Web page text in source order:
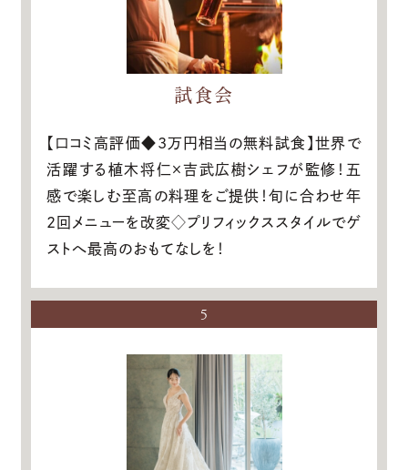
試食会
【口コミ高評価◆3万円相当の無料試食】世界で
活躍する植木将仁×吉武広樹シェフが監修！五
感で楽しむ至高の料理をご提供！旬に合わせ年
2回メニューを改変◇プリフィックススタイルでゲ
ストへ最高のおもてなしを！
5